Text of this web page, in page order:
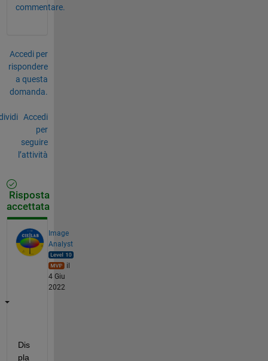
commentare.
Accedi per
rispondere
a questa
domanda.
Accedi
per
seguire
l’attività
Risposta
accettata
Image
Analyst
il
4 Giu
2022
Dis
pla